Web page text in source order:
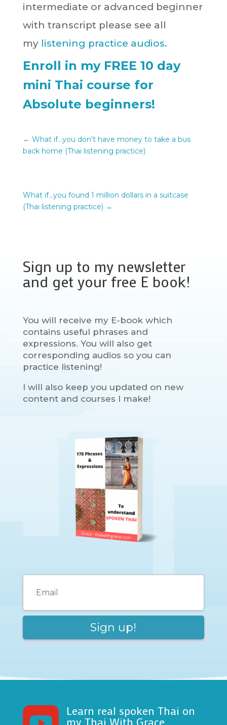
intermediate or advanced beginner
with transcript please see all
my listening practice audios.
Enroll in my FREE 10 day
mini Thai course for
Absolute beginners!
← What if...you don't have money to take a bus
back home (Thai listening practice)
What if...you found 1 million dollars in a suitcase
(Thai listening practice) →
Sign up to my newsletter
and get your free E book!
You will receive my E-book which
contains useful phrases and
expressions. You will also get
corresponding audios so you can
practice listening!
I will also keep you updated on new
content and courses I make!
Learn real spoken Thai on
my Thai With Grace